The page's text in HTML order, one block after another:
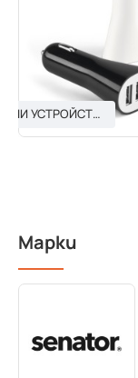
USB ЗАРЯДНИ УСТРОЙСТВА
Марки